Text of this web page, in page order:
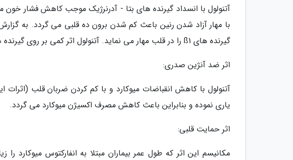
با مهار آزاد شدن رنین باعث کم شدن برون ده قلبی می گردد. به
گیرنده های ß1 را در قلب مهار می نماید. آتنولول اثر کمی بر روی گیرنده های ß2 نایژه ها و عضلات صاف عروق دارد.
اثر ضد آنژین صدری:
آتنولول با کاهش انقباضات میوکارد و با کم کردن ضربان قلب (اثرات
یاری نموده و بنابراین باعث کاهش مصرف اکسیژن میوکارد می گردد.
اثر حمایت قلبی:
مکانیسم این اثر که طول عمر بیماران مبتلا به انفارکتوس